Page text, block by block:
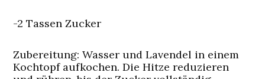
-2 Tassen Zucker
Zubereitung: Wasser und Lavendel in einem
Kochtopf aufkochen. Die Hitze reduzieren